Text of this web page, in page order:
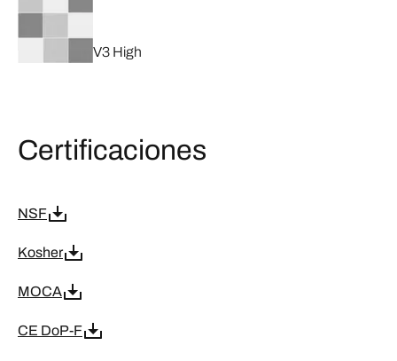
V3 High
Certificaciones
NSF
Kosher
MOCA
CE DoP-F